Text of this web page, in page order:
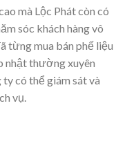
mà Lộc Phát còn có
sóc khách hàng vô
từng mua bán phế liệu
nhật thường xuyên
ty có thể giám sát và
vụ.